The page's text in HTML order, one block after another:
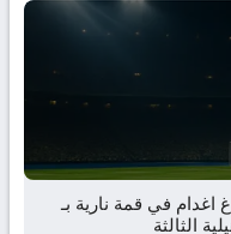
في قمة نارية بـ
الثالثة